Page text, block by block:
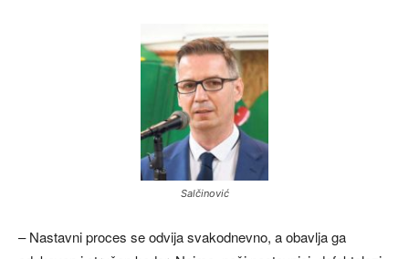
Salčinović
– Nastavni proces se odvija svakodnevno, a obavlja ga